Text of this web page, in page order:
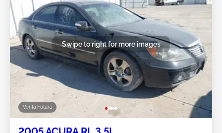
Venta Futura
Swipe to right for more images